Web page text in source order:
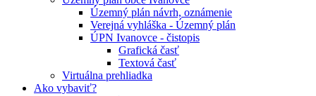
Územný plán návrh, oznámenie
Verejná vyhláška - Územný plán
ÚPN Ivanovce - čistopis
Grafická časť
Textová časť
Virtuálna prehliadka
Ako vybaviť?